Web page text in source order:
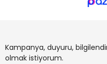
Kampanya, duyuru,
olmak istiyorum.